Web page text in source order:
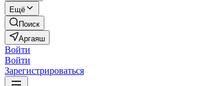
Ещё
Поиск
Аргаяш
Войти
Войти
Зарегистрироваться